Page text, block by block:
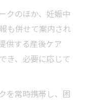
クのほか、妊娠中
も併せて案内され
供する産後ケア
き、必要に応じて
を常時携帯し、困